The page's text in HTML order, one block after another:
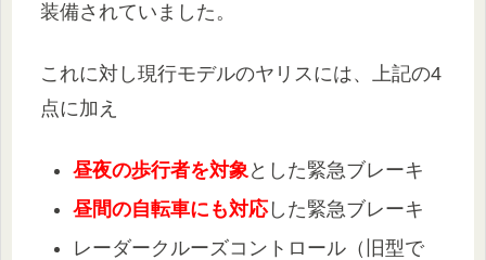
装備されていました。
これに対し現行モデルのヤリスには、上記の4
点に加え
昼夜の歩行者を対象とした緊急ブレーキ
昼間の自転車にも対応した緊急ブレーキ
レーダークルーズコントロール（旧型で